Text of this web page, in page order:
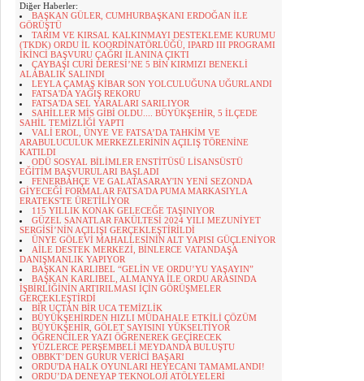
Diğer Haberler:
BAŞKAN GÜLER, CUMHURBAŞKANI ERDOĞAN İLE
GÖRÜŞTÜ
TARIM VE KIRSAL KALKINMAYI DESTEKLEME KURUMU
(TKDK) ORDU İL KOORDİNATÖRLÜĞÜ, IPARD III PROGRAMI
İKİNCİ BAŞVURU ÇAĞRI İLANINA ÇIKTI
ÇAYBAŞI CURİ DERESİ’NE 5 BİN KIRMIZI BENEKLİ
ALABALIK SALINDI
LEYLA ÇAMAŞ KİBAR SON YOLCULUĞUNA UĞURLANDI
FATSA'DA YAĞIŞ REKORU
FATSA'DA SEL YARALARI SARILIYOR
SAHİLLER MİS GİBİ OLDU.... BÜYÜKŞEHİR, 5 İLÇEDE
SAHİL TEMİZLİĞİ YAPTI
VALİ EROL, ÜNYE VE FATSA’DA TAHKİM VE
ARABULUCULUK MERKEZLERİNİN AÇILIŞ TÖRENİNE
KATILDI
ODÜ SOSYAL BİLİMLER ENSTİTÜSÜ LİSANSÜSTÜ
EĞİTİM BAŞVURULARI BAŞLADI
FENERBAHÇE VE GALATASARAY'IN YENİ SEZONDA
GİYECEĞİ FORMALAR FATSA'DA PUMA MARKASIYLA
ERATEKS'TE ÜRETİLİYOR
115 YILLIK KONAK GELECEĞE TAŞINIYOR
GÜZEL SANATLAR FAKÜLTESİ 2024 YILI MEZUNİYET
SERGİSİ’NİN AÇILIŞI GERÇEKLEŞTİRİLDİ
ÜNYE GÖLEVİ MAHALLESİNİN ALT YAPISI GÜÇLENİYOR
AİLE DESTEK MERKEZİ, BİNLERCE VATANDAŞA
DANIŞMANLIK YAPIYOR
BAŞKAN KARLIBEL “GELİN VE ORDU’YU YAŞAYIN”
BAŞKAN KARLIBEL, ALMANYA İLE ORDU ARASINDA
İŞBİRLİĞİNİN ARTIRILMASI İÇİN GÖRÜŞMELER
GERÇEKLEŞTİRDİ
BİR UÇTAN BİR UCA TEMİZLİK
BÜYÜKŞEHİRDEN HIZLI MÜDAHALE ETKİLİ ÇÖZÜM
BÜYÜKŞEHİR, GÖLET SAYISINI YÜKSELTİYOR
ÖĞRENCİLER YAZI ÖĞRENEREK GEÇİRECEK
YÜZLERCE PERŞEMBELİ MEYDANDA BULUŞTU
OBBKT’DEN GURUR VERİCİ BAŞARI
ORDU'DA HALK OYUNLARI HEYECANI TAMAMLANDI!
ORDU’DA DENEYAP TEKNOLOJİ ATÖLYELERİ